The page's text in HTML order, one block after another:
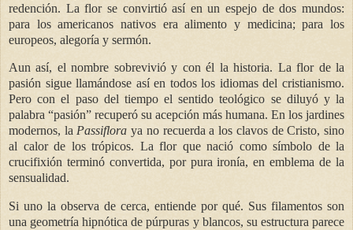
redención. La flor se convirtió así en un espejo de dos mundos:
para los americanos nativos era alimento y medicina; para los
europeos, alegoría y sermón.
Aun así, el nombre sobrevivió y con él la historia. La flor de la
pasión sigue llamándose así en todos los idiomas del cristianismo.
Pero con el paso del tiempo el sentido teológico se diluyó y la
palabra “pasión” recuperó su acepción más humana. En los jardines
modernos, la Passiflora ya no recuerda a los clavos de Cristo, sino
al calor de los trópicos. La flor que nació como símbolo de la
crucifixión terminó convertida, por pura ironía, en emblema de la
sensualidad.
Si uno la observa de cerca, entiende por qué. Sus filamentos son
una geometría hipnótica de púrpuras y blancos, su estructura parece